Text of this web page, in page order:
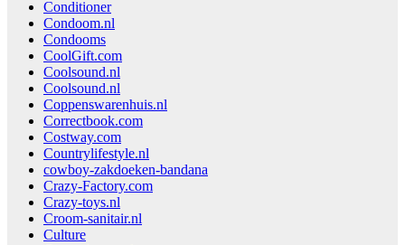
Conditioner
Condoom.nl
Condooms
CoolGift.com
Coolsound.nl
Coolsound.nl
Coppenswarenhuis.nl
Correctbook.com
Costway.com
Countrylifestyle.nl
cowboy-zakdoeken-bandana
Crazy-Factory.com
Crazy-toys.nl
Croom-sanitair.nl
Culture